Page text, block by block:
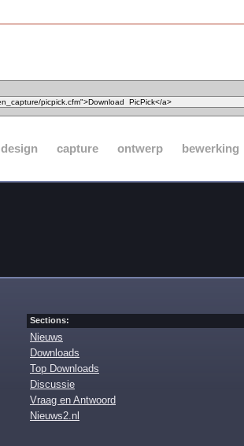
design capture ontwerp bewerking
Sections:
Nieuws
Downloads
Top Downloads
Discussie
Vraag en Antwoord
Nieuws2.nl